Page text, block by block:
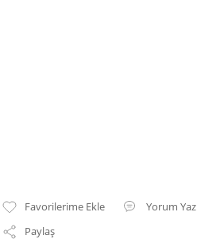
Yorum Yaz
Paylaş